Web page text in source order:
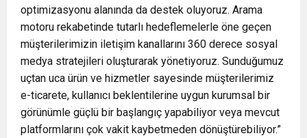
optimizasyonu alanında da destek oluyoruz. Arama
motoru rekabetinde tutarlı hedeflemelerle öne geçen
müşterilerimizin iletişim kanallarını 360 derece sosyal
medya stratejileri oluşturarak yönetiyoruz. Sunduğumuz
uçtan uca ürün ve hizmetler sayesinde müşterilerimiz
e-ticarete, kullanıcı beklentilerine uygun kurumsal bir
görünümle güçlü bir başlangıç yapabiliyor veya mevcut
platformlarını çok vakit kaybetmeden dönüştürebiliyor.”